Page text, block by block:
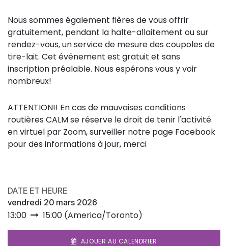
Nous sommes également fières de vous offrir
gratuitement, pendant la halte-allaitement ou sur
rendez-vous, un service de mesure des coupoles de
tire-lait. Cet événement est gratuit et sans
inscription préalable. Nous espérons vous y voir
nombreux!
ATTENTION!! En cas de mauvaises conditions
routières CALM se réserve le droit de tenir l'activité
en virtuel par Zoom, surveiller notre page Facebook
pour des informations à jour, merci
DATE ET HEURE
vendredi 20 mars 2026
13:00 15:00 (America/Toronto)
AJOUER AU CALENDRIER